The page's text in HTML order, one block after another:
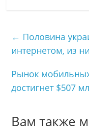
a
s
n
i
R
u
g
r
m
р
а
и
т
← Половина
интернетом, из
Рынок
достигнет $507
Вам также